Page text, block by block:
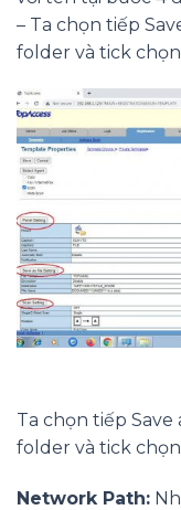
– Ta chọn tiếp
folder và tick
Ta chọn tiếp Save
folder và tick
Network Path: